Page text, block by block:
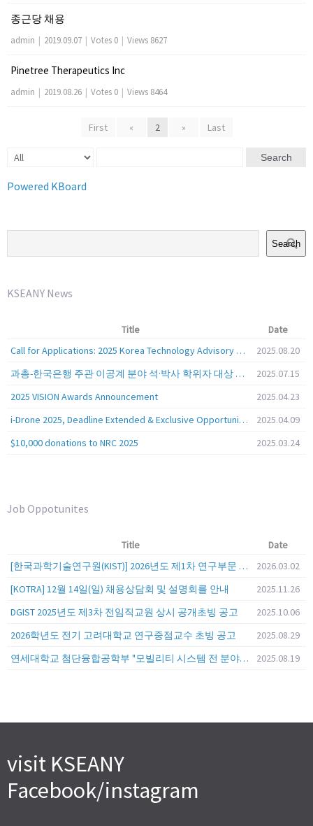
종근당 채용
admin | 2019.09.07 | Votes 0 | Views 8627
Pinetree Therapeutics Inc
admin | 2019.08.26 | Votes 0 | Views 8464
First « 2 » Last
Search
Powered KBoard
Search
KSEANY News
Title
Date
Call for Applications: 2025 Korea Technology Advisory Group (K-TAG)
2025.08.20
과총-한국은행 주관 이공계 분야 석·박사 학위자 대상 서베이
2025.07.15
2025 VISION Awards Announcement
2025.04.23
i-Drone 2025, Deadline Extended & Exclusive Opportunity to Travel to Korea!
2025.04.09
$10,000 donations to NRC 2025
2025.03.24
Job Oppotunites
Title
Date
[한국과학기술연구원(KIST)] 2026년도 제1차 연구부문 공개채용 안내
2026.03.02
[KOTRA] 12월 14일(일) 채용상담회 및 설명회를 안내
2025.11.26
DGIST 2025년도 제3차 전임직교원 상시 공개초빙 공고
2025.10.06
2026학년도 전기 고려대학교 연구중점교수 초빙 공고
2025.08.29
연세대학교 첨단융합공학부 "모빌리티 시스템 전 분야" 전임교원 특별채용 (2026년 9월 1일자 임용 예정)
2025.08.19
visit KSEANY
Facebook/instagram